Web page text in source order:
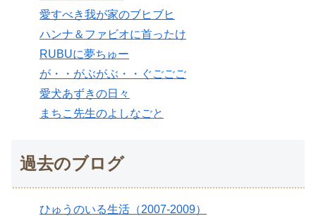
愛すべき我が家のブヒブヒ
ハンナ＆ファビオに首ったけ
RUBUに夢ちゅー
が・・がぶがぶ・・ぐごごご
愛犬あずきの日々
まちこ先生のよしなごと
過去のブログ
ひゅうのいる生活（2007-2009）